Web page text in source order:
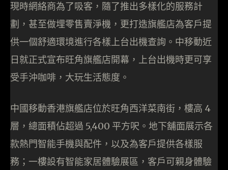
現時網絡商為了吸客，隨了推出多樣化的服務計
劃，甚至做埋零售賣淨機，更打造旗艦店為客戶提
供一個舒適環境進行各樣上台出機查詢。中移動近
日就正式宣布旺角旗艦店開幕，上台出機時更可享
受手沖咖啡，大玩生活態度。
中國移動香港旗艦店位於旺角西洋菜南街，樓高 4
層，總面積佔超過 5,400 平方呎。地下舖面展示各
款熱門智能手機與配件，以及為客戶提供各樣服
務；一樓設有智能家居體驗展區，客戶可親身體驗